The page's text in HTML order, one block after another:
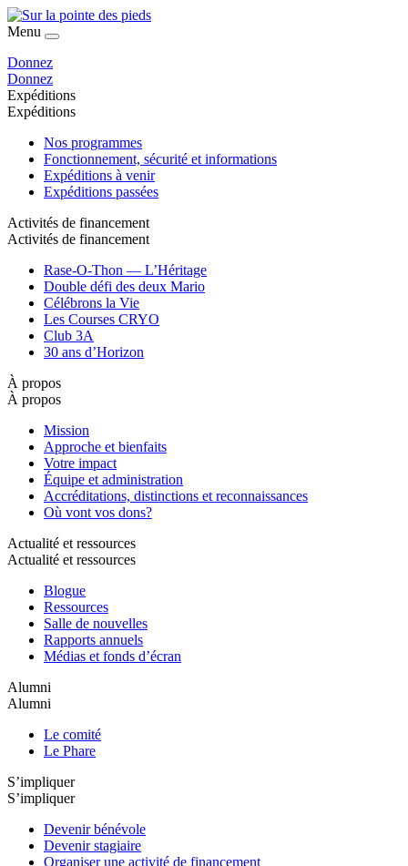
Menu
Donnez
Donnez
Expéditions
Expéditions
Nos programmes
Fonctionnement, sécurité et informations
Expéditions à venir
Expéditions passées
Activités de financement
Activités de financement
Rase-O-Thon — L’Héritage
Double défi des deux Mario
Célébrons la Vie
Les Courses CRYO
Club 3A
30 ans d’Horizon
À propos
À propos
Mission
Approche et bienfaits
Votre impact
Équipe et administration
Accréditations, distinctions et reconnaissances
Où vont vos dons?
Actualité et ressources
Actualité et ressources
Blogue
Ressources
Salle de nouvelles
Rapports annuels
Médias et fonds d’écran
Alumni
Alumni
Le comité
Le Phare
S’impliquer
S’impliquer
Devenir bénévole
Devenir stagiaire
Organiser une activité de financement